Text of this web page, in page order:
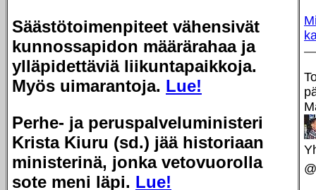
Säästötoimenpiteet vähensivät
kunnossapidon määrärahaa ja
ylläpidettäviä liikuntapaikkoja.
Myös uimarantoja. Lue!
Perhe- ja peruspalveluministeri
Krista Kiuru (sd.) jää historiaan
ministerinä, jonka vetovuorolla
sote meni läpi. Lue!